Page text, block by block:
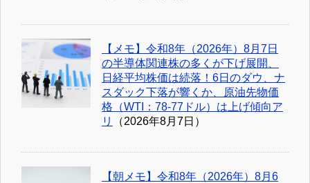
【メモ】令和8年（2026年）8月7日
の半導体関連株の多くが下げ展開、
日経平均株価は続落！6日のダウ、ナ
スダック下落が響くか、原油先物価
格（WTI：78-77ドル）は上げ傾向ア
リ
（2026年8月7日）
【朝メモ】令和8年（2026年）8月6